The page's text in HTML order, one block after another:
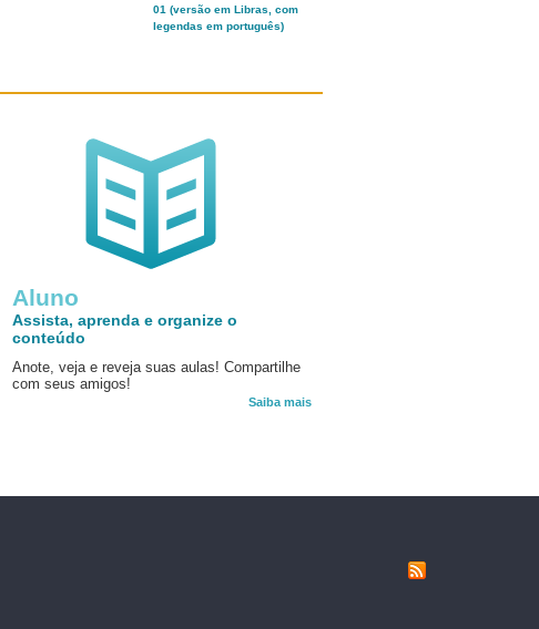
01 (versão em Libras, com
legendas em português)
Aluno
Assista, aprenda e organize o
conteúdo
Anote, veja e reveja suas aulas! Compartilhe
com seus amigos!
Saiba mais